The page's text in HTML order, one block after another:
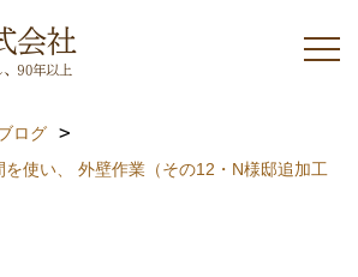
ログ
使い、 外壁作業（その12・N様邸追加工